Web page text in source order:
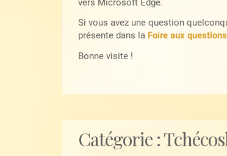
vers Microsoft Edge.
Si vous avez une question
présente dans la Foire aux questions
Bonne visite !
Catégorie :